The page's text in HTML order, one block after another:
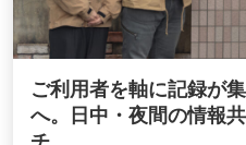
ご利用者を軸に記録が
へ。日中・夜間の情報